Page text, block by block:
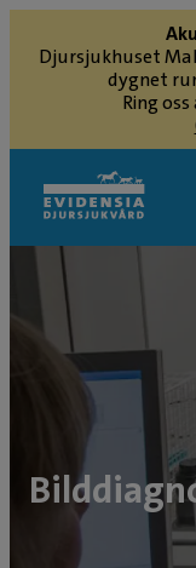
Djursjukhuset
dygnet
Ring